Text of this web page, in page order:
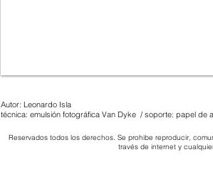
Autor: Leonardo Isla
técnica: emulsión fotográfica Van Dyke / soporte: papel de
Reservados todos los derechos. Se prohibe reproducir,
través de internet y